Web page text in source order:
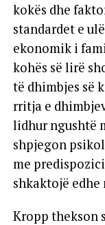
kokës dhe
standardet e
ekonomik i
kohës së lirë
të dhimbjes së
rritja e
lidhur ngushtë
shpjegon
me
shkaktojë edhe
Kropp thekson